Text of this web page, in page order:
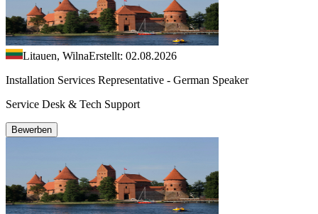
Litauen, WilnaErstellt: 02.08.2026
Installation Services Representative - German Speaker
Service Desk & Tech Support
Bewerben